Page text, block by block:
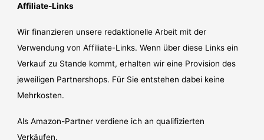
Affiliate-Links
Wir finanzieren unsere redaktionelle Arbeit mit der
Verwendung von Affiliate-Links. Wenn über diese Links ein
Verkauf zu Stande kommt, erhalten wir eine Provision des
jeweiligen Partnershops. Für Sie entstehen dabei keine
Mehrkosten.
Als Amazon-Partner verdiene ich an qualifizierten
Verkäufen.